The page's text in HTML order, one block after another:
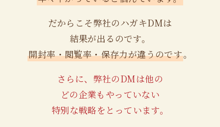
だからこそ弊社のハガキDMは
結果が出るのです。
開封率・閲覧率・保存力が違うのです。
さらに、弊社のDMは他の
どの企業もやっていない
特別な戦略をとっています。